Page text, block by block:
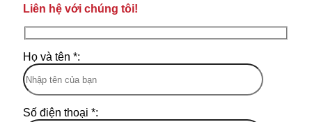
Liên hệ với chúng tôi!
Họ và tên *:
Số điện thoại *: